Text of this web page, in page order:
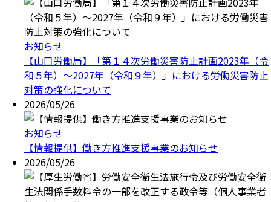
お知らせ
【山口労働局】「第１４次労働災害防止計画2023年（令
和５年）～2027年（令和９年）」における労働災害防止
対策の強化について
2026/05/26
お知らせ
【情報提供】働き方推進支援事業のお知らせ
2026/05/26